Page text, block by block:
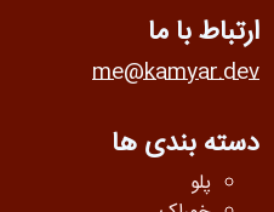
ارتباط با ما
me@kamyar.dev
دسته بندی ها
پلو